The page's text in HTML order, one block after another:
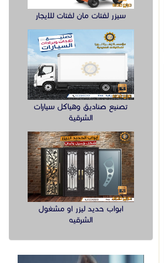
سيزر لفتات مان لفتات للايجار
تصنيع صناديق وهياكل سيارات
الشرقية
ابواب حديد ليزر او مشغول
الشرقيه